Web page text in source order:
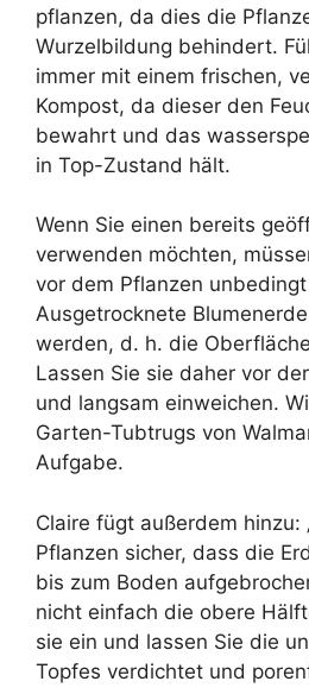
pflanzen, da dies die
Wurzelbildung behindert.
immer mit einem frischen,
Kompost, da dieser den
bewahrt und das
in Top-Zustand hält.
Wenn Sie einen bereits
verwenden möchten,
vor dem Pflanzen
Ausgetrocknete
werden, d. h. die
Lassen Sie sie daher vor
und langsam einweichen.
Garten-Tubtrugs von
Aufgabe.
Claire fügt außerdem hinzu:
Pflanzen sicher, dass die
bis zum Boden
nicht einfach die obere
sie ein und lassen Sie die
Topfes verdichtet und